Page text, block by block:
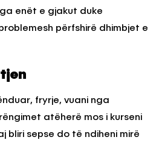
enët e gjakut duke
përfshirë dhimbjet e
fryrje, vuani nga
atëherë mos i kurseni
bliri sepse do të ndiheni mirë